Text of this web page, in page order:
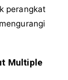
perangkat
Multiple